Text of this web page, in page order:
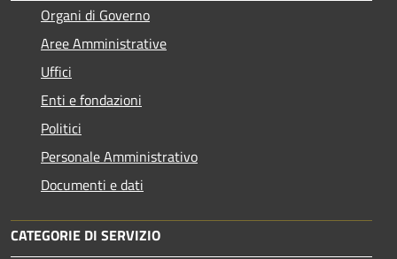
Organi di Governo
Aree Amministrative
Uffici
Enti e fondazioni
Politici
Personale Amministrativo
Documenti e dati
CATEGORIE DI SERVIZIO